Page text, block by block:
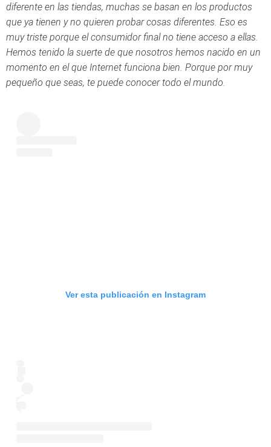
diferente en las tiendas, muchas se basan en los productos
que ya tienen y no quieren probar cosas diferentes. Eso es
muy triste porque el consumidor final no tiene acceso a ellas.
Hemos tenido la suerte de que nosotros hemos nacido en un
momento en el que Internet funciona bien. Porque por muy
pequeño que seas, te puede conocer todo el mundo.
Ver esta publicación en Instagram